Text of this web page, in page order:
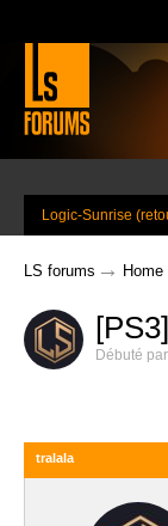
Logic-Sunrise
LS forums → Home
Débuté par
tralala